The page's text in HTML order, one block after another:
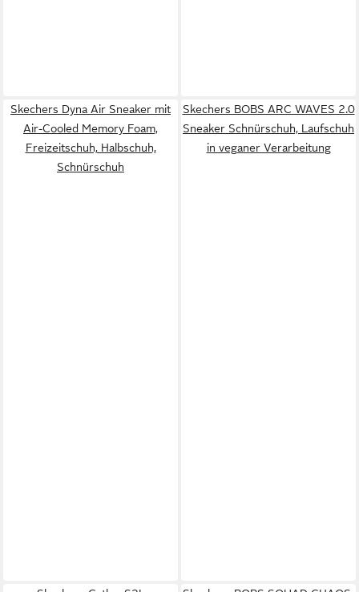
Skechers Dyna Air Sneaker mit
Air-Cooled Memory Foam,
Freizeitschuh, Halbschuh,
Schnürschuh
Skechers BOBS ARC WAVES 2.0
Sneaker Schnürschuh, Laufschuh
in veganer Verarbeitung